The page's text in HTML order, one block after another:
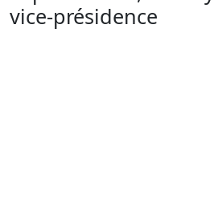
vice-présidence